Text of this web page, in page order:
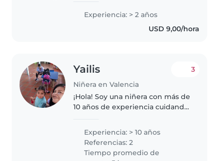
especialmente de edad de
párvulo. Me gusta mucho
interactuar con los niños a través
Experiencia: > 2 años
USD 9,00/hora
Yailis
Niñera en Valencia
3
¡Hola! Soy una niñera con más de
10 años de experiencia cuidando
bebés hasta escolares. Soy
madre, lo que me da una
perspectiva única y paciente
para..
Experiencia: > 10 años
Referencias: 2
Tiempo promedio de